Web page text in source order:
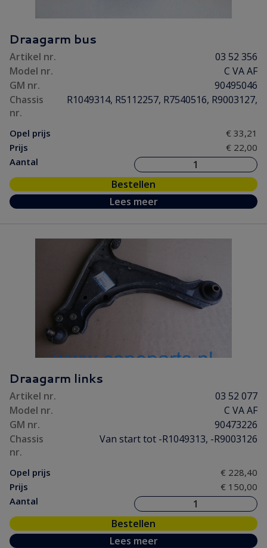
Draagarm bus
Artikel nr.
03 52 356
Model nr.
C VA AF
GM nr.
90495046
Chassis
nr.
R1049314, R5112257, R7540516, R9003127,
Opel prijs
€ 33,21
Prijs
€ 22,00
Aantal
Bestellen
Lees meer
Draagarm links
Artikel nr.
03 52 077
Model nr.
C VA AF
GM nr.
90473226
Chassis
nr.
Van start tot -R1049313, -R9003126
Opel prijs
€ 228,40
Prijs
€ 150,00
Aantal
Bestellen
Lees meer